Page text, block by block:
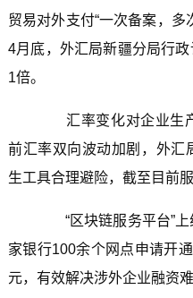
贸易对外支付“一次备案，多
4月底，外汇局新疆分局行
1倍。
汇率变化对企业生产
前汇率双向波动加剧，外汇
生工具合理避险，截至目前
“区块链服务平台”上
家银行100余个网点申请开
元，有效解决涉外企业融资